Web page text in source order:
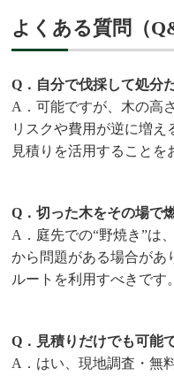
よくある質問（
Q．自分で伐採して処分
A．可能ですが、木の高
リスクや費用が逆に増え
見積りを活用することを
Q．切った木をその場で
A．庭先での“野焼き”は
から問題がある場合があ
ルートを利用すべきです。
Q．見積りだけでも可能
A．はい、現地調査・無